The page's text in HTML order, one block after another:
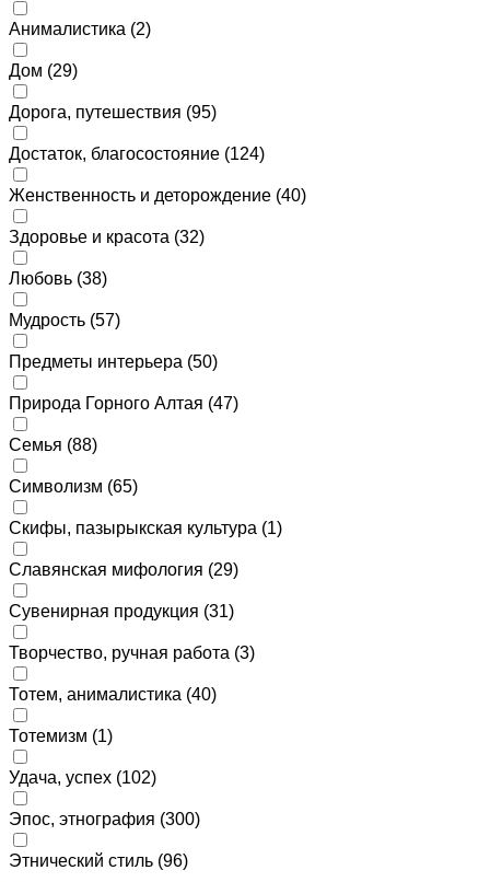
Анималистика (2)
Дом (29)
Дорога, путешествия (95)
Достаток, благосостояние (124)
Женственность и деторождение (40)
Здоровье и красота (32)
Любовь (38)
Мудрость (57)
Предметы интерьера (50)
Природа Горного Алтая (47)
Семья (88)
Символизм (65)
Скифы, пазырыкская культура (1)
Славянская мифология (29)
Сувенирная продукция (31)
Творчество, ручная работа (3)
Тотем, анималистика (40)
Тотемизм (1)
Удача, успех (102)
Эпос, этнография (300)
Этнический стиль (96)